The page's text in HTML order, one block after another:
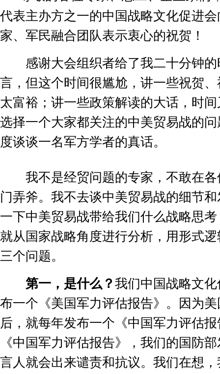
代表主办方之一的中国战略文化促进
家、军民融合团队表示衷心的祝贺！
感谢大会组织者给了我二十分钟的
言，但这个时间很尴尬，讲一些祝贺
太富裕；讲一些政策解读的大话，时
选择一个大家都关注的中美贸易战的
度谈谈一名军方学者的真话。
我不是经贸问题的专家，不敢在各
门弄斧。我不去谈中美贸易战的细节
一下中美贸易战带给我们什么战略思
就从国家战略角度进行分析，用形式
三个问题。
第一，是什么？ 我们中国战略文
布一个《美国军力评估报告》。因为
后，就每年发布一个《中国军力评估
《中国军力评估报告》，我们的国防
言人就会出来谴责和抗议。我们在想